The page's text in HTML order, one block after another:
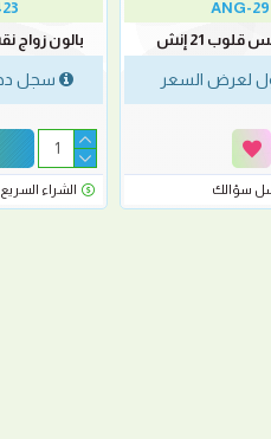
ANG-
21 إنش
لعرض السعر
سؤالك
بالون زواج
سجل
الشراء السريع